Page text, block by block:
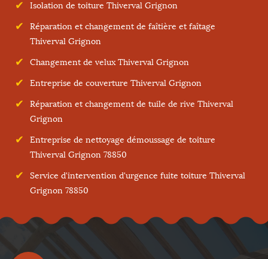
Isolation de toiture Thiverval Grignon
Réparation et changement de faîtière et faîtage
Thiverval Grignon
Changement de velux Thiverval Grignon
Entreprise de couverture Thiverval Grignon
Réparation et changement de tuile de rive Thiverval
Grignon
Entreprise de nettoyage démoussage de toiture
Thiverval Grignon 78850
Service d'intervention d'urgence fuite toiture Thiverval
Grignon 78850